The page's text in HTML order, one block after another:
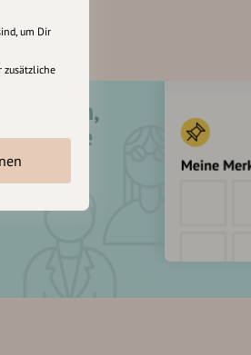
dich,
um Dir
zusätzliche